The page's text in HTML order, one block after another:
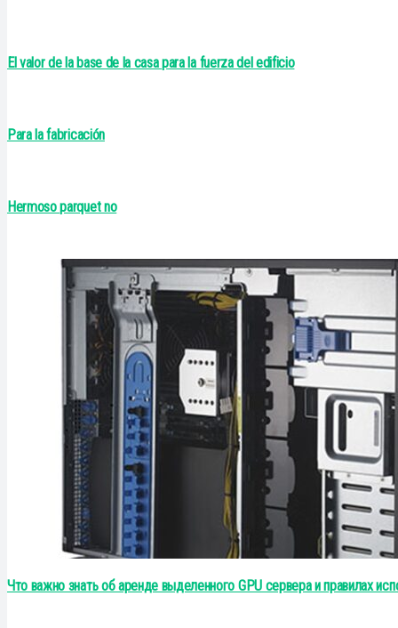
El valor de la base de la casa para la fuerza del edificio
Para la fabricación
Hermoso parquet no
Что важно знать об аренде выделенного GPU сервера и правилах